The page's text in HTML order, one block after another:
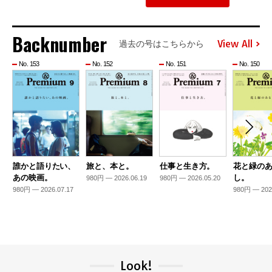
Backnumber 過去の号はこちらから View All
No. 153
誰かと語りたい、
あの映画。
980円 — 2026.07.17
No. 152
旅と、本と。
980円 — 2026.06.19
No. 151
仕事と生き方。
980円 — 2026.05.20
No. 150
花と緑の
し。
980円 —
Look!